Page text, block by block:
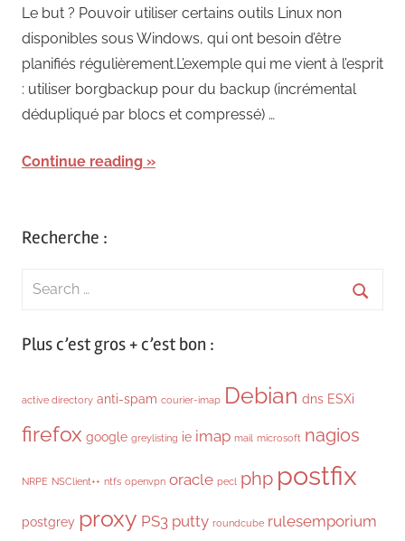
Le but ? Pouvoir utiliser certains outils Linux non
disponibles sous Windows, qui ont besoin d’être
planifiés régulièrement.L’exemple qui me vient à l’esprit
: utiliser borgbackup pour du backup (incrémental
dédupliqué par blocs et compressé) …
Continue reading
Recherche :
Search
Plus c’est gros + c’est bon :
active directory anti-spam courier-imap Debian dns ESXi
firefox google greylisting ie imap mail microsoft nagios
NRPE NSClient++ ntfs openvpn oracle pecl php postfix
postgrey proxy PS3 putty roundcube rulesemporium